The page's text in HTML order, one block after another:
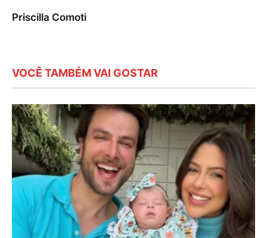
Priscilla Comoti
VOCÊ TAMBÉM VAI GOSTAR